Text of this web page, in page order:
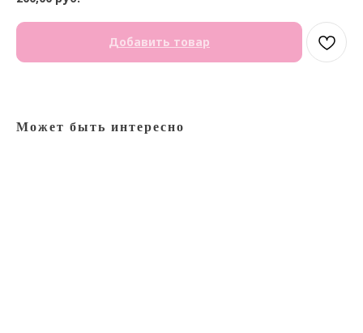
Добавить товар
Может быть интересно